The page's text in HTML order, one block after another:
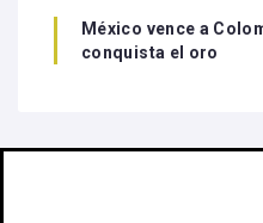
México vence a
conquista el oro